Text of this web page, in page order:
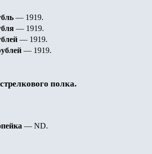
— 1919.
— 1919.
— 1919.
— 1919.
полка.
— ND.